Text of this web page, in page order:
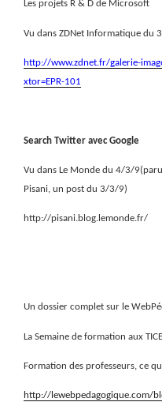
Les projets R & D de Microsoft
Vu dans ZDNet Informatique du
http://www.zdnet.fr/galerie-
xtor=EPR-101
Search Twitter avec Google
Vu dans Le Monde du 4/3/
Pisani, un post du 3/3/9)
http://pisani.blog.lemonde.fr/
Un dossier complet sur le
La Semaine de formation aux
Formation des professeurs, ce
http://lewebpedagogique.com/